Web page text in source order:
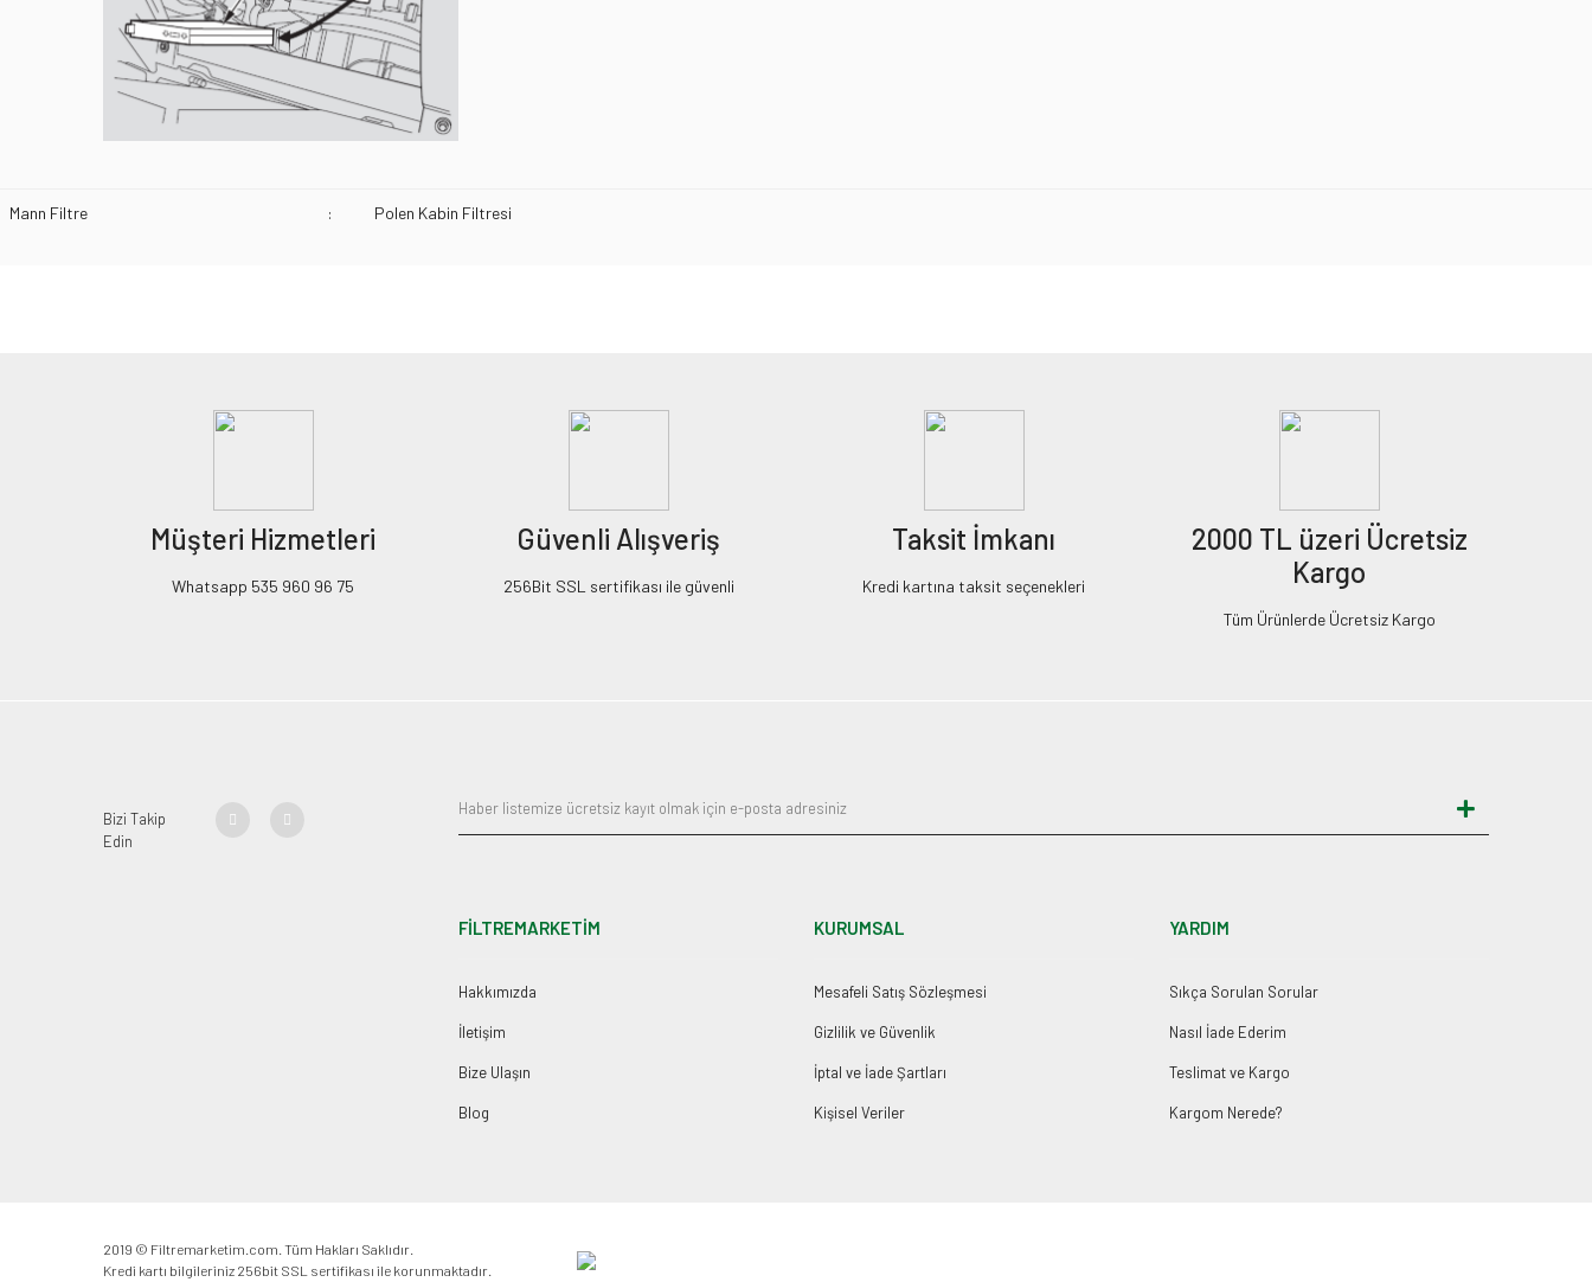
Mann Filtre : Polen Kabin Filtresi
Müşteri Hizmetleri
Whatsapp 535 960 96 75
Güvenli Alışveriş
256Bit SSL sertifikası ile güvenli
Taksit İmkanı
Kredi kartına taksit seçenekleri
2000 TL üzeri Ücretsiz
Kargo
Tüm Ürünlerde Ücretsiz Kargo
Bizi Takip
Edin
FİLTREMARKETİM
Hakkımızda
İletişim
Bize Ulaşın
Blog
KURUMSAL
Mesafeli Satış Sözleşmesi
Gizlilik ve Güvenlik
İptal ve İade Şartları
Kişisel Veriler
YARDIM
Sıkça Sorulan Sorular
Nasıl İade Ederim
Teslimat ve Kargo
Kargom Nerede?
2019 © Filtremarketim.com. Tüm Hakları Saklıdır.
Kredi kartı bilgileriniz 256bit SSL sertifikası ile korunmaktadır.